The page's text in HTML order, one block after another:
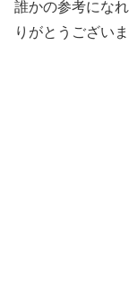
誰かの参考にな
りがとうござい